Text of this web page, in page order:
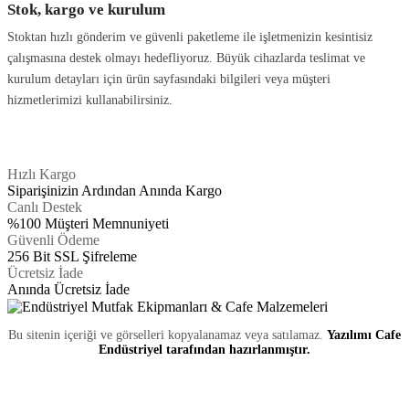
Stok, kargo ve kurulum
Stoktan hızlı gönderim ve güvenli paketleme ile işletmenizin kesintisiz
çalışmasına destek olmayı hedefliyoruz. Büyük cihazlarda teslimat ve
kurulum detayları için ürün sayfasındaki bilgileri veya müşteri
hizmetlerimizi kullanabilirsiniz.
Hızlı Kargo
Siparişinizin Ardından Anında Kargo
Canlı Destek
%100 Müşteri Memnuniyeti
Güvenli Ödeme
256 Bit SSL Şifreleme
Ücretsiz İade
Anında Ücretsiz İade
Bu sitenin içeriği ve görselleri kopyalanamaz veya satılamaz. Yazılımı Cafe
Endüstriyel tarafından hazırlanmıştır.